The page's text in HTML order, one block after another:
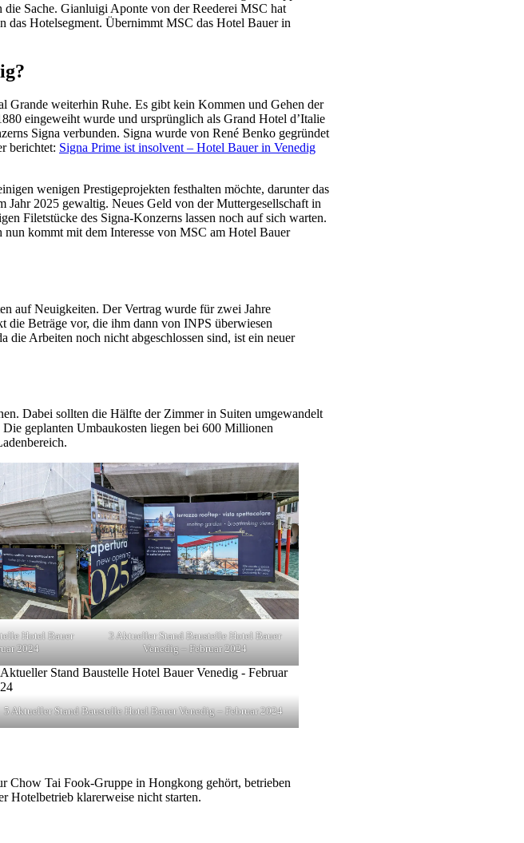
Sache. Gianluigi Aponte von der Reederei MSC hat
das Hotelsegment. Übernimmt MSC das Hotel Bauer in
Grande weiterhin Ruhe. Es gibt kein Kommen und Gehen der
eingeweiht wurde und ursprünglich als Grand Hotel d’Italie
Signa verbunden. Signa wurde von René Benko gegründet
berichtet: Signa Prime ist insolvent – Hotel Bauer in Venedig
wenigen Prestigeprojekten festhalten möchte, darunter das
2025 gewaltig. Neues Geld von der Muttergesellschaft in
Filetstücke des Signa-Konzerns lassen noch auf sich warten.
kommt mit dem Interesse von MSC am Hotel Bauer
auf Neuigkeiten. Der Vertrag wurde für zwei Jahre
die Beträge vor, die ihm dann von INPS überwiesen
die Arbeiten noch nicht abgeschlossen sind, ist ein neuer
Dabei sollten die Hälfte der Zimmer in Suiten umgewandelt
geplanten Umbaukosten liegen bei 600 Millionen
Hotel Bauer
2024
3 Aktueller Stand Baustelle Hotel Bauer
Venedig – Februar 2024
5 Aktueller Stand Baustelle Hotel Bauer Venedig – Februar 2024
Chow Tai Fook-Gruppe in Hongkong gehört, betrieben
Hotelbetrieb klarerweise nicht starten.